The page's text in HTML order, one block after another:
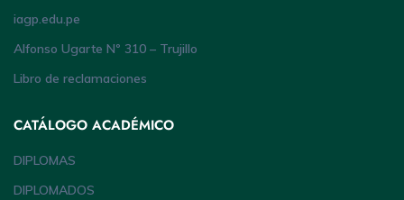
iagp.edu.pe
Alfonso Ugarte Nº 310 – Trujillo
Libro de reclamaciones
CATÁLOGO ACADÉMICO
DIPLOMAS
DIPLOMADOS